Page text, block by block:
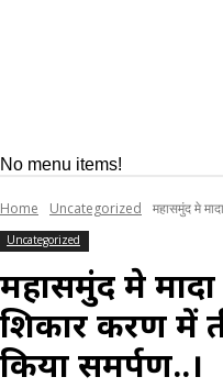
No menu items!
Home Uncategorized महासमुंद मे
Uncategorized
महासमुंद मे
शिकार प्रकरण में
किया समर्पण..।